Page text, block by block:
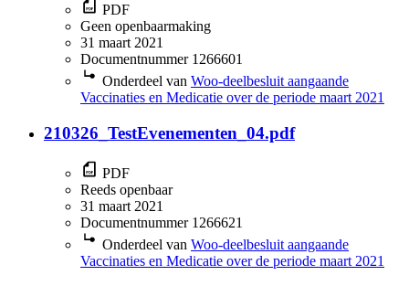
PDF
Geen openbaarmaking
31 maart 2021
Documentnummer 1266601
Onderdeel van Woo-deelbesluit aangaande
Vaccinaties en Medicatie over de periode maart 2021
210326_TestEvenementen_04.pdf
PDF
Reeds openbaar
31 maart 2021
Documentnummer 1266621
Onderdeel van Woo-deelbesluit aangaande
Vaccinaties en Medicatie over de periode maart 2021